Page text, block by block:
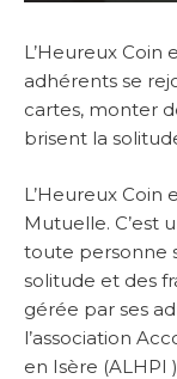
L’Heureux Coin
adhérents se
cartes, monter
brisent la
L’Heureux Coin
Mutuelle. C’est
toute personne
solitude et des
gérée par ses
l’association
en Isère (ALHPI